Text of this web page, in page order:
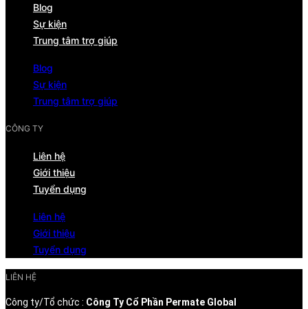
Blog
Sự kiện
Trung tâm trợ giúp
Blog
Sự kiện
Trung tâm trợ giúp
CÔNG TY
Liên hệ
Giới thiệu
Tuyển dụng
Liên hệ
Giới thiệu
Tuyển dụng
LIÊN HỆ
Công ty/Tổ chức : Công Ty Cổ Phần Permate Global